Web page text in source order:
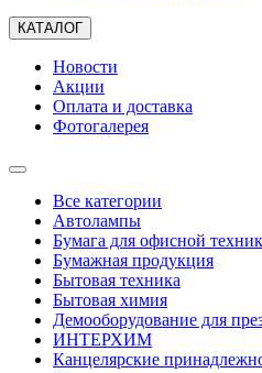
КАТАЛОГ
Новости
Акции
Оплата и доставка
Фотогалерея
Все категории
Автолампы
Бумага для офисной
Бумажная продукция
Бытовая техника
Бытовая химия
Демооборудование для
ИНТЕРХИМ
Канцелярские